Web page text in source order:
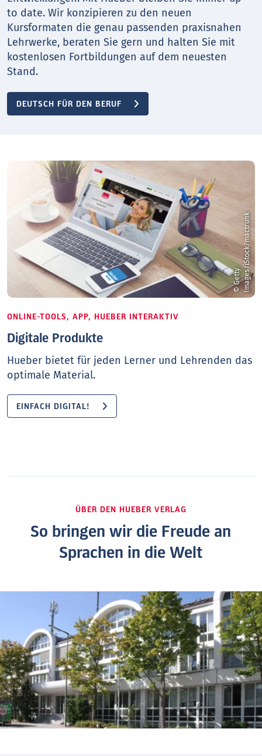
to date. Wir konzipieren zu den neuen
Kursformaten die genau passenden praxisnahen
Lehrwerke, beraten Sie gern und halten Sie mit
kostenlosen Fortbildungen auf dem neuesten
Stand.
DEUTSCH FÜR DEN BERUF
©
G
e
t
t
y
I
m
a
g
e
s
/
i
S
t
o
c
k
/
m
a
c
t
r
u
nk
ONLINE-TOOLS, APP, HUEBER INTERAKTIV
Digitale Produkte
Hueber bietet für jeden Lerner und Lehrenden das
optimale Material.
EINFACH DIGITAL!
ÜBER DEN HUEBER VERLAG
So bringen wir die Freude an
Sprachen in die Welt